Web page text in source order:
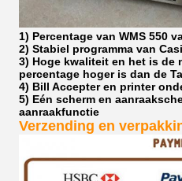
1) Percentage van WMS 550
2) Stabiel programma van
3) Hoge kwaliteit en het is de
percentage hoger is dan de
4) Bill Accepter en printer
5) Eén scherm en
aanraakfunctie
Verzending en